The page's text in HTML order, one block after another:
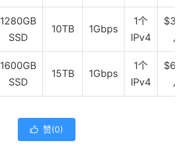
40% 432.054 412.477 419.454
0% 373.84 277.98 311.284
1280GB
SSD
10TB 1Gbps
1个
IPv4
月
1600GB
SSD
15TB 1Gbps
1个
IPv4
月
 赞(0)